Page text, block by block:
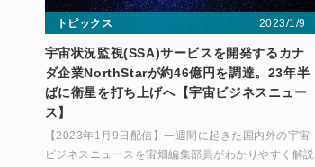
トピックス 2023/1/9
宇宙状況監視(SSA)サービスを開発するカナ
ダ企業NorthStarが約46億円を調達。23年半
ばに衛星を打ち上げへ【宇宙ビジネスニュー
ス】
【2023年1月9日配信】一週間に起きた国内外の宇宙
ビジネスニュースを宙畑編集部員がわかりやすく解説